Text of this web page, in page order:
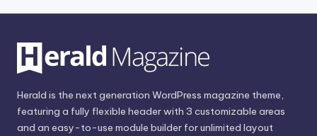
Herald is the next generation WordPress magazine theme,
featuring a fully flexible header with 3 customizable areas
and an easy-to-use module builder for unlimited layout